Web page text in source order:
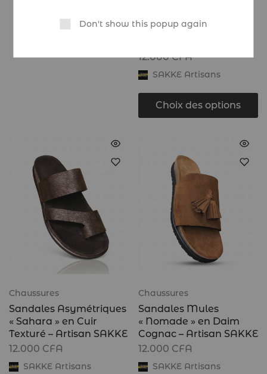
double boucle – Noir |
12.000CFA
SAKKE Artisans
Choix des options
Chaussures
Sandales Asymétriques
« Sahara » en Cuir
Texturé – Artisan SAKKE
12.000 CFA
SAKKE Artisans
Chaussures
Sandales Mules
« Nomade » en Daim
Cognac – Artisan SAKKE
12.000 CFA
SAKKE Artisans
Don't show this popup again